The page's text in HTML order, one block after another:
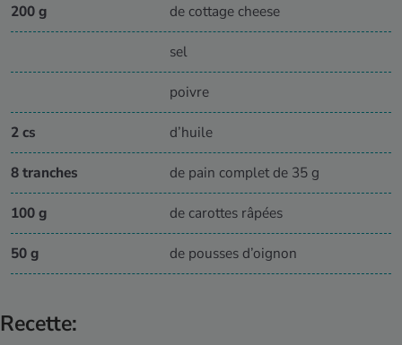
200 g de cottage cheese
sel
poivre
2 cs d’huile
8 tranches de pain complet de 35 g
100 g de carottes râpées
50 g de pousses d’oignon
Recette: